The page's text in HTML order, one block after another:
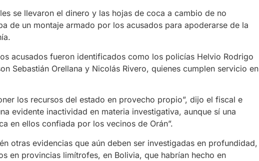
se llevaron el dinero y las hojas de coca a cambio de no
de un montaje armado por los acusados para apoderarse de la
acusados fueron identificados como los policías Helvio Rodrigo
Sebastián Orellana y Nicolás Rivero, quienes cumplen servicio en
los recursos del estado en provecho propio”, dijo el fiscal e
evidente inactividad en materia investigativa, aunque sí una
en ellos confiada por los vecinos de Orán”.
otras evidencias que aún deben ser investigadas en profundidad,
en provincias limítrofes, en Bolivia, que habrían hecho en